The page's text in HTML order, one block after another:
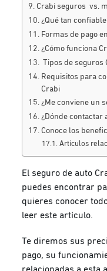
Crabi seguros vs.
¿Qué tan
Formas de pago
¿Cómo funciona
Tipos de seguros
Requisitos para
Crabi
¿Me conviene un
¿Dónde contactar
Conoce los
Artículos
El seguro de auto
puedes encontrar
quieres conocer
leer este artículo.
Te diremos sus
pago, su
relacionadas a esta